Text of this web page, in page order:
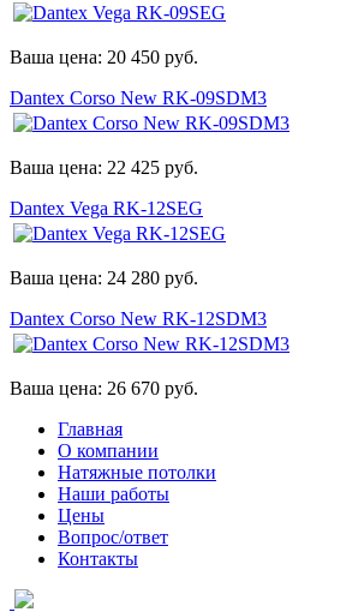
Ваша цена: 20 450 руб.
Dantex Corso New RK-09SDM3
Ваша цена: 22 425 руб.
Dantex Vega RK-12SEG
Ваша цена: 24 280 руб.
Dantex Corso New RK-12SDM3
Ваша цена: 26 670 руб.
Главная
О компании
Натяжные потолки
Наши работы
Цены
Вопрос/ответ
Контакты